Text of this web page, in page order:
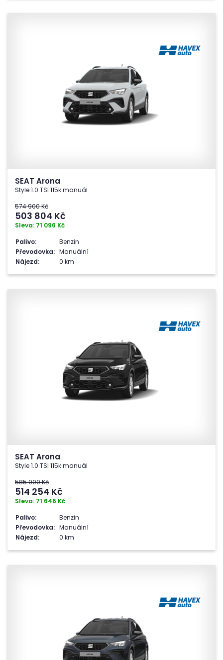
SEAT Arona
Style 1.0 TSI 115k manuál
574 900 Kč
503 804 Kč
Sleva: 71 096 Kč
Palivo:
Benzin
Převodovka: Manuální
Nájezd:
0 km
SEAT Arona
Style 1.0 TSI 115k manuál
585 900 Kč
514 254 Kč
Sleva: 71 646 Kč
Palivo:
Benzin
Převodovka: Manuální
Nájezd:
0 km